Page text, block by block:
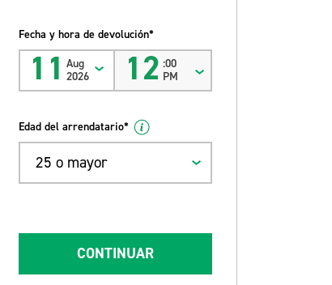
Fecha y hora de devolución*
11 Aug
2026
12 :00
PM
Edad del arrendatario*
25 o mayor
CONTINUAR